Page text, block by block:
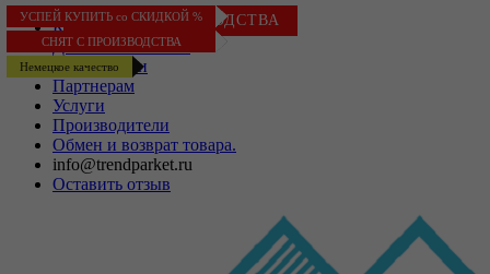
Контакты
Доставка и оплата
О Компании
Партнерам
Услуги
Производители
Обмен и возврат товара.
info@trendparket.ru
Оставить отзыв
СНЯТ С ПРОИЗВОДСТВА
УСПЕЙ КУПИТЬ со СКИДКОЙ %
Немецкое качество
УСПЕЙ КУПИТЬ со СКИДКОЙ %
СНЯТ С ПРОИЗВОДСТВА
Гарантия 25 лет
Рекомендуем
Немецкое качество
УСПЕЙ КУПИТЬ со СКИДКОЙ %
СНЯТ С ПРОИЗВОДСТВА
УСПЕЙ КУПИТЬ со СКИДКОЙ %
УСПЕЙ КУПИТЬ со СКИДКОЙ %